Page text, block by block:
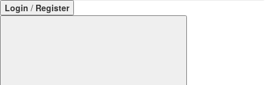
Login / Register